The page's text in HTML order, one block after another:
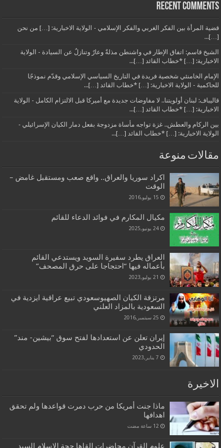
Recent Comments
قضية المرأة بين الفكر الغربي والفكر الإسلامي - الولاية الاخبارية: […] من نحن
[…]...
الشيخ قاسم: اتفاق الإطار في واشنطن مذلةٌ وعارٌ وتنازلٌ عن السيادة - الولاية
الاخبارية: […] *خطاب القائد […]...
الإمام الخامنئي شخصية فريدة في التاريخ السياسي الإسلامي وقدّم نموذجًا
للحاكمية - الولاية الاخبارية: […] *خطاب القائد […]...
قاليباف: لبنان أولويتنا.. لا مفاوضات جديدة مع أميركا قبل الالتزام الكامل - الولاية
الاخبارية: […] *خطاب القائد […]...
بين الركام والعطش.. غزة تواجه مأساة مزدوجة بفعل دمار الكيان الإسرائيلي -
الولاية الاخبارية: […] *خطاب القائد […]...
مقالات منوعة
اكراد سوريا والعراق.. واقع صعب ومستقبل غامض –
الوقت
15 يوليو,2016
مكيال المكارم في فوائد الدعاء للقائم
24 يونيو,2025
العراق يطرد سفيرة السويد ويستدعي القائم
بأعماله فيها “احتجاجا على حرق المصحف”
21 يوليو,2023
مرتزقة الكيان الصهيوسعودي تبيع عراقية ايزدية في
السعودية بالمزاد العلني
25 سبتمبر,2016
إيران تعلن عن استعدادها لفتح سوق “بيشين- مند”
الحدودي
7 يناير,2023
الاخيرة
ماذا جنت أمريكا من حرب دمرت قواعدها ولم تحقق
اهدافها
علوم القرآن محاضرات القاها حجة الاسلام السيد